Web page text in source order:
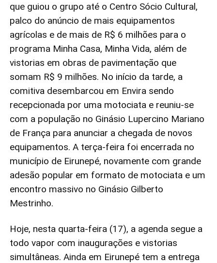
que guiou o grupo até o Centro Sócio Cultural,
palco do anúncio de mais equipamentos
agrícolas e de mais de R$ 6 milhões para o
programa Minha Casa, Minha Vida, além de
vistorias em obras de pavimentação que
somam R$ 9 milhões. No início da tarde, a
comitiva desembarcou em Envira sendo
recepcionada por uma motociata e reuniu-se
com a população no Ginásio Lupercino Mariano
de França para anunciar a chegada de novos
equipamentos. A terça-feira foi encerrada no
município de Eirunepé, novamente com grande
adesão popular em formato de motociata e um
encontro massivo no Ginásio Gilberto
Mestrinho.
Hoje, nesta quarta-feira (17), a agenda segue a
todo vapor com inaugurações e vistorias
simultâneas. Ainda em Eirunepé tem a entrega